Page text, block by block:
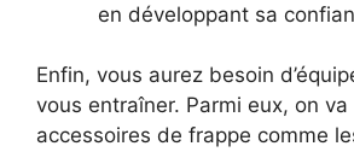
en développant sa
Enfin, vous aurez besoin
vous entraîner. Parmi eux, on
accessoires de frappe comme